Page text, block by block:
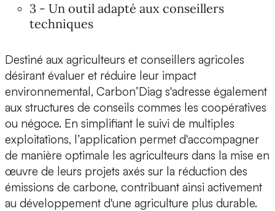
3 - Un outil adapté aux conseillers
techniques
Destiné aux agriculteurs et conseillers agricoles
désirant évaluer et réduire leur impact
environnemental, Carbon’Diag s'adresse également
aux structures de conseils commes les coopératives
ou négoce. En simplifiant le suivi de multiples
exploitations, l’application permet d'accompagner
de manière optimale les agriculteurs dans la mise en
œuvre de leurs projets axés sur la réduction des
émissions de carbone, contribuant ainsi activement
au développement d'une agriculture plus durable.